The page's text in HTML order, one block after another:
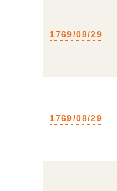
1769/08/29
1769/08/29